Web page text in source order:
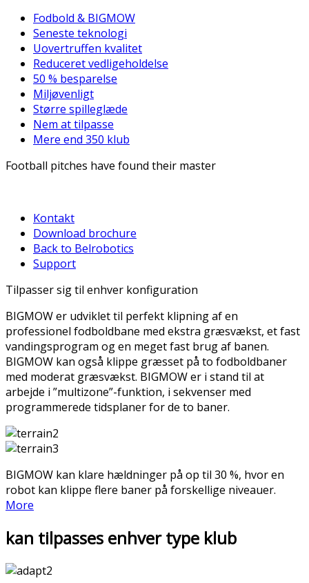
Fodbold & BIGMOW
Seneste teknologi
Uovertruffen kvalitet
Reduceret vedligeholdelse
50 % besparelse
Miljøvenligt
Større spilleglæde
Nem at tilpasse
Mere end 350 klub
Football pitches have found their master
Kontakt
Download brochure
Back to Belrobotics
Support
Tilpasser sig til enhver konfiguration
BIGMOW er udviklet til perfekt klipning af en
professionel fodboldbane med ekstra græsvækst, et fast
vandingsprogram og en meget fast brug af banen.
BIGMOW kan også klippe græsset på to fodboldbaner
med moderat græsvækst. BIGMOW er i stand til at
arbejde i ”multizone”-funktion, i sekvenser med
programmerede tidsplaner for de to baner.
BIGMOW kan klare hældninger på op til 30 %, hvor en
robot kan klippe flere baner på forskellige niveauer.
More
kan tilpasses enhver type klub